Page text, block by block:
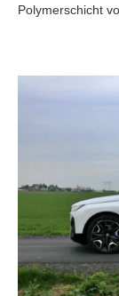
Polymerschicht